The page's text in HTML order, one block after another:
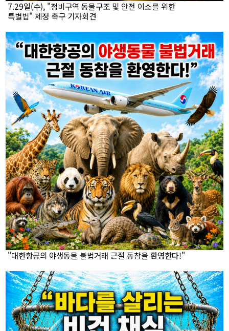
7.29일(수), "정비구역 동물구조 및 안전 이소를 위한
특별법" 제정 촉구 기자회견
"대한항공의 야생동물 불법거래 근절 동참을 환영한다!"